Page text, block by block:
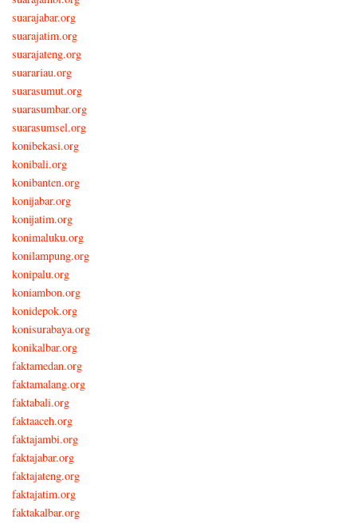
suarajabar.org
suarajatim.org
suarajateng.org
suarariau.org
suarasumut.org
suarasumbar.org
suarasumsel.org
konibekasi.org
konibali.org
konibanten.org
konijabar.org
konijatim.org
konimaluku.org
konilampung.org
konipalu.org
koniambon.org
konidepok.org
konisurabaya.org
konikalbar.org
faktamedan.org
faktamalang.org
faktabali.org
faktaaceh.org
faktajambi.org
faktajabar.org
faktajateng.org
faktajatim.org
faktakalbar.org